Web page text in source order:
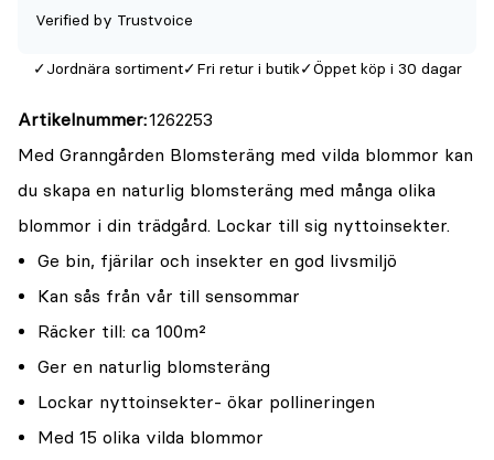
Verified by Trustvoice
Jordnära sortiment Fri retur i butik Öppet köp i 30 dagar
Artikelnummer 1262253
Med Granngården Blomsteräng med vilda blommor kan
du skapa en naturlig blomsteräng med många olika
blommor i din trädgård. Lockar till sig nyttoinsekter.
Ge bin, fjärilar och insekter en god livsmiljö
Kan sås från vår till sensommar
Räcker till: ca 100m²
Ger en naturlig blomsteräng
Lockar nyttoinsekter- ökar pollineringen
Med 15 olika vilda blommor